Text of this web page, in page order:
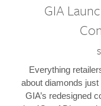
GIA
Everything
about diamonds
GIA’s redesigned